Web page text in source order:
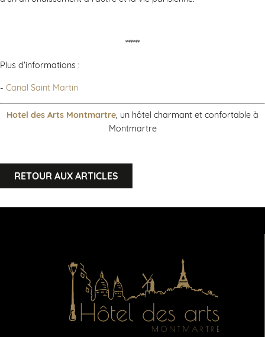
******
Plus d'informations :
- Canal Saint Martin
Hotel des Arts Montmartre, un hôtel charmant et confortable à
Montmartre
RETOUR AUX ARTICLES